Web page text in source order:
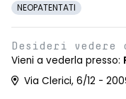
NEOPATENTATI
Desideri vedere
Vieni a vederla presso:
Via Clerici, 6/12 -